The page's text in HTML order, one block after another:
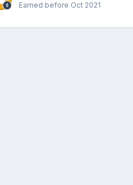
Earned before Oct 2021